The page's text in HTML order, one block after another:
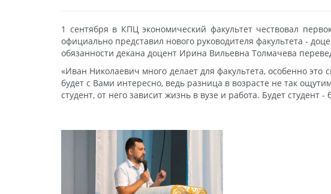
1 сентября в КПЦ экономический факультет чествовал
официально представил нового руководителя факультета -
обязанности декана доцент Ирина Вильевна Толмачева
«Иван Николаевич много делает для факультета, особенно
будет с Вами интересно, ведь разница в возрасте не так
студент, от него зависит жизнь в вузе и работа. Будет